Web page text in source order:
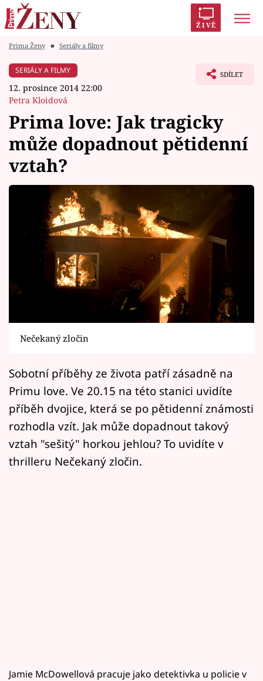
ŽIVĚ
Módní alarm
Témata
Celebrity
Vztahy
Seriály
Horoskopy
Sledujte prima+
Filmový festival Karlovy Vary
Mámy sobě
Přihlášení
Sledujte nás
Prima Ženy ■ Seriály a filmy
SERIÁLY A FILMY
12. prosince 2014 22:00
Petra Kloidová
SDÍLET
Prima love: Jak tragicky
může dopadnout pětidenní
vztah?
Nečekaný zločin
Sobotní příběhy ze života patří zásadně na
Primu love. Ve 20.15 na této stanici uvidíte
příběh dvojice, která se po pětidenní známosti
rozhodla vzít. Jak může dopadnout takový
vztah "sešitý" horkou jehlou? To uvidíte v
thrilleru Nečekaný zločin.
Jamie McDowellová pracuje jako detektivka u policie v